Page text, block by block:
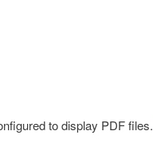
to display PDF files.